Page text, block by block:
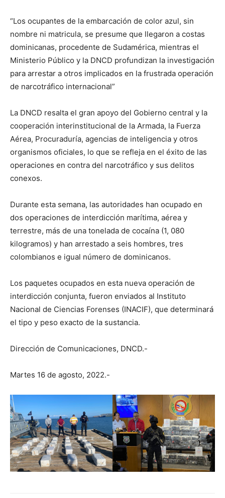
“Los ocupantes de la embarcación de color azul, sin
nombre ni matricula, se presume que llegaron a costas
dominicanas, procedente de Sudamérica, mientras el
Ministerio Público y la DNCD profundizan la investigación
para arrestar a otros implicados en la frustrada operación
de narcotráfico internacional”
La DNCD resalta el gran apoyo del Gobierno central y la
cooperación interinstitucional de la Armada, la Fuerza
Aérea, Procuraduría, agencias de inteligencia y otros
organismos oficiales, lo que se refleja en el éxito de las
operaciones en contra del narcotráfico y sus delitos
conexos.
Durante esta semana, las autoridades han ocupado en
dos operaciones de interdicción marítima, aérea y
terrestre, más de una tonelada de cocaína (1, 080
kilogramos) y han arrestado a seis hombres, tres
colombianos e igual número de dominicanos.
Los paquetes ocupados en esta nueva operación de
interdicción conjunta, fueron enviados al Instituto
Nacional de Ciencias Forenses (INACIF), que determinará
el tipo y peso exacto de la sustancia.
Dirección de Comunicaciones, DNCD.-
Martes 16 de agosto, 2022.-